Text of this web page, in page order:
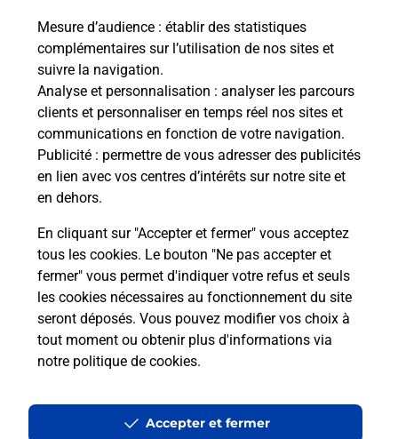
Mesure d’audience : établir des statistiques
complémentaires sur l’utilisation de nos sites et
suivre la navigation.
Analyse et personnalisation : analyser les parcours
clients et personnaliser en temps réel nos sites et
communications en fonction de votre navigation.
Publicité : permettre de vous adresser des publicités
en lien avec vos centres d’intérêts sur notre site et
en dehors.
En cliquant sur "Accepter et fermer" vous acceptez
tous les cookies. Le bouton "Ne pas accepter et
fermer" vous permet d'indiquer votre refus et seuls
les cookies nécessaires au fonctionnement du site
seront déposés. Vous pouvez modifier vos choix à
tout moment ou obtenir plus d'informations via
notre politique de cookies.
Accepter et fermer
Boîte aux lettres La Poste
Prochaine collecte du courrierlundià 09h00
2 Rue Du Mosselbach
67440 Thal Marmoutier
Le lien s'ouvre dans un nouvel onglet
Localiser Liste Boîtes aux lettres Bas-Rhin Thal Marmoutier
Accessibilité : partiellement conforme